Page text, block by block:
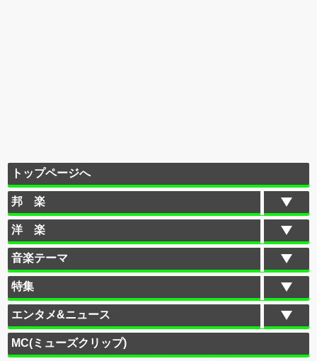
トップページへ
邦 楽
洋 楽
音楽テーマ
特集
エンタメ&ニュース
MC(ミューズクリップ)